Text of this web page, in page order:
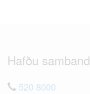
Hafðu samband
520 8000